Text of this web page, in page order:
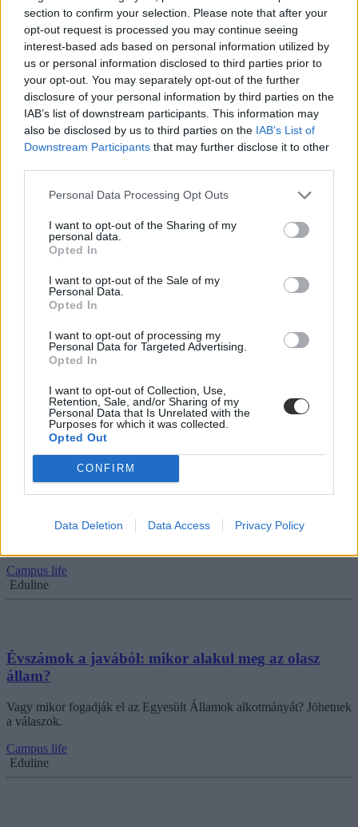
section to confirm your selection. Please note that after your
opt-out request is processed you may continue seeing
interest-based ads based on personal information utilized by
us or personal information disclosed to third parties prior to
your opt-out. You may separately opt-out of the further
disclosure of your personal information by third parties on the
IAB’s list of downstream participants. This information may
also be disclosed by us to third parties on the IAB’s List of
Downstream Participants that may further disclose it to other
Personal Data Processing Opt Outs
I want to opt-out of the Sharing of my
personal data.
Opted In
I want to opt-out of the Sale of my
Personal Data.
Opted In
I want to opt-out of processing my
Personal Data for Targeted Advertising.
Opted In
I want to opt-out of Collection, Use,
Retention, Sale, and/or Sharing of my
Personal Data that Is Unrelated with the
Purposes for which it was collected.
Opted Out
CONFIRM
Data Deletion Data Access Privacy Policy
városokat?
A kérdés most is nagyon egyszerű: ti felismeritek a magyar
városokat egy részletük alapján?
Campus life
Eduline
Mikor volt a nándorfehérvári diadal a török felett?
Vagy mikor volt az osztrák-magyar kiegyezés? Jöhetnek a válaszok.
Campus life
Izgalmas matekteszt: ha ma kedd van, milyen nap
lesz 100 nap múlva?
A következő tizenöt matekos kérdés ínyenceknek szól. Megvan az
Campus life
Egy igazi Potterhead tudja: hányas széfben őrizték a
Campus life
Eduline
Évszámok a javából: mikor alakul meg az olasz
állam?
Vagy mikor fogadják el az Egyesült Államok alkotmányát? Jöhetnek
a válaszok.
Campus life
Eduline